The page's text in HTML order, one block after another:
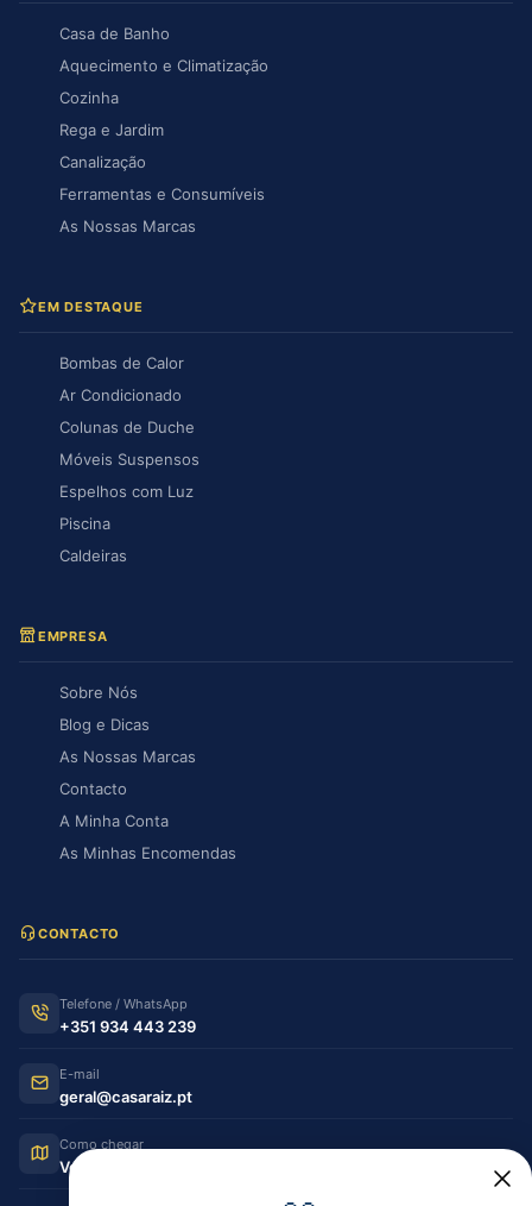
Casa de Banho
Aquecimento e Climatização
Cozinha
Rega e Jardim
Canalização
Ferramentas e Consumíveis
As Nossas Marcas
EM DESTAQUE
Bombas de Calor
Ar Condicionado
Colunas de Duche
Móveis Suspensos
Espelhos com Luz
Piscina
Caldeiras
EMPRESA
Sobre Nós
Blog e Dicas
As Nossas Marcas
Contacto
A Minha Conta
As Minhas Encomendas
CONTACTO
Telefone / WhatsApp
+351 934 443 239
E-mail
geral@casaraiz.pt
Como chegar
Ver no Google Maps